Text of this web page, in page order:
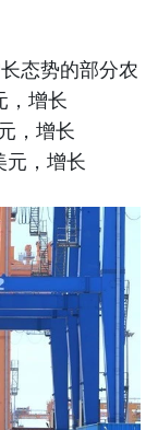
态势的部分农
，增长
，增长
元，增长